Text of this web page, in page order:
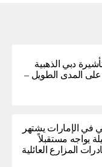
دبي الذهبية
على المدى الطويل –
في الإمارات يشتهر
يواجه مستقبلاً
المزارع العائلية